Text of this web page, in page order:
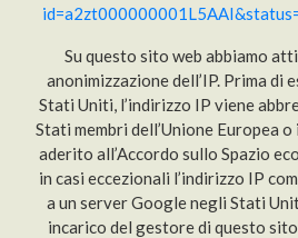
Su questo sito web abbiamo
anonimizzazione dell’IP. Prima
Stati Uniti, l’indirizzo IP viene
Stati membri dell’Unione Europea
aderito all’Accordo sullo Spazio
in casi eccezionali l’indirizzo IP
a un server Google negli Stati
incarico del gestore di questo